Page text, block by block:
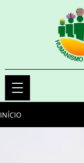
INÍCIO